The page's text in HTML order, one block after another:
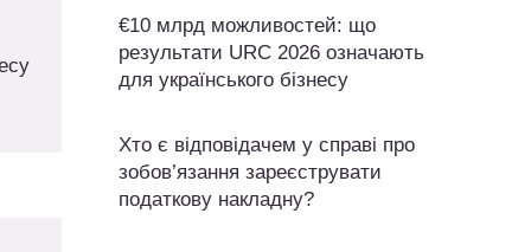
€10 млрд можливостей: що
результати URC 2026 означають
для українського бізнесу
Хто є відповідачем у справі про
зобов’язання зареєструвати
податкову накладну?